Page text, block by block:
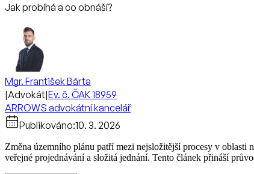
Jak probíhá a co obnáší?
Mgr. František Bárta
|Advokát|Ev. č. ČAK 18959
ARROWS advokátní kancelář
Publikováno:10. 3. 2026
Změna územního plánu patří mezi nejsložitější procesy v
veřejné projednávání a složitá jednání. Tento článek přináší